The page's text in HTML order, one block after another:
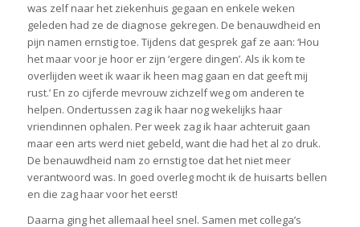
was zelf naar het ziekenhuis gegaan en enkele weken
geleden had ze de diagnose gekregen. De benauwdheid en
pijn namen ernstig toe. Tijdens dat gesprek gaf ze aan: ‘Hou
het maar voor je hoor er zijn ‘ergere dingen’. Als ik kom te
overlijden weet ik waar ik heen mag gaan en dat geeft mij
rust.’ En zo cijferde mevrouw zichzelf weg om anderen te
helpen. Ondertussen zag ik haar nog wekelijks haar
vriendinnen ophalen. Per week zag ik haar achteruit gaan
maar een arts werd niet gebeld, want die had het al zo druk.
De benauwdheid nam zo ernstig toe dat het niet meer
verantwoord was. In goed overleg mocht ik de huisarts bellen
en die zag haar voor het eerst!
Daarna ging het allemaal heel snel. Samen met collega’s